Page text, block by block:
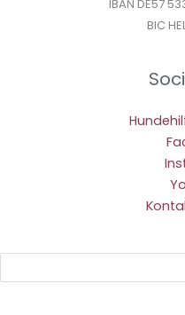
IBAN DE57
BIC